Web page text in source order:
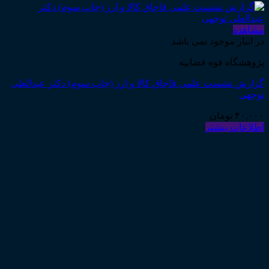
مشاهده
در انبار موجود نمی باشد
پژوهشگاه قوه قضاییه
گزارش نشست علمی قاچاق کالا و ارز (چاپ سوم) دکتر عبدالعلی
توجهی
۴۰,۰۰۰ تومان
اطلاعات بیشتر